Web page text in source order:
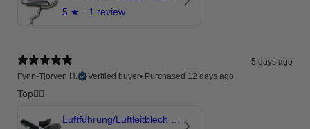
5 ★ · 1 review
5 days ago
Fynn-Tjorven H.
Verified buyer• Purchased 12 days ago
Top👍🏼